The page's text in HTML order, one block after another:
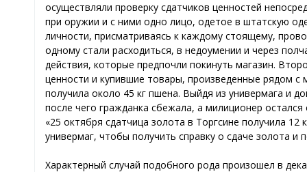
осуществляли проверку сдатчиков ценностей
при оружии и с ними одно лицо, одетое в штатскую
личности, присматриваясь к каждому стоящему,
одному стали расходиться, в недоумении и через
действия, которые предпочли покинуть магазин.
ценности и купившие товары, произведенные рядом с
получила около 45 кг пшена. Выйдя из универмага и
после чего гражданка сбежала, а милиционер
«25 октября сдатчица золота в Торгсине получила
универмаг, чтобы получить справку о сдаче золота и
Характерный случай подобного рода произошел в